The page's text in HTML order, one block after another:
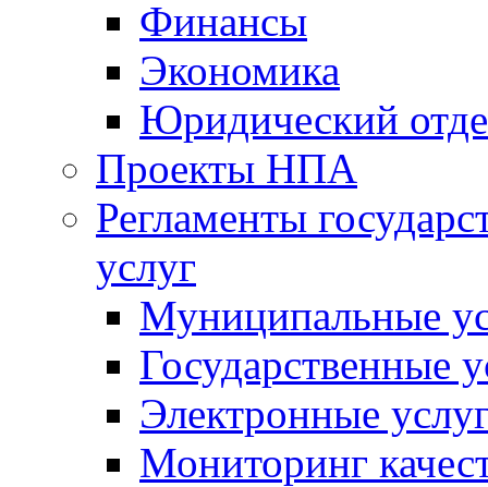
Финансы
Экономика
Юридический
Проекты НПА
Регламенты
услуг
Муниципальные
Государственные
Электронные
Мониторинг